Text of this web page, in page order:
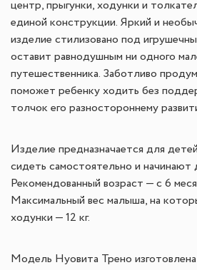
центр, прыгунки, ходунки и
единой конструкции. Яркий и
изделие стилизовано под
оставит равнодушным ни одного
путешественника. Заботливо
поможет ребенку ходить без
толчок его разностороннему
Изделие предназначается для
сидеть самостоятельно и начинают
Рекомендованный возраст — с 6
Максимальный вес малыша, на
ходунки — 12 кг.
Модель Нуовита Трено